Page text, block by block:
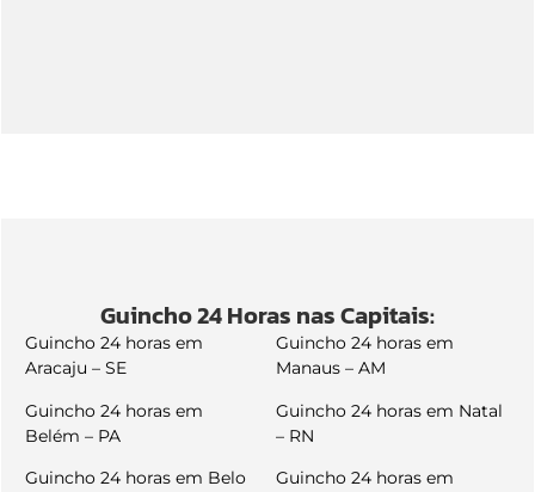
Guincho 24 Horas nas Capitais:
Guincho 24 horas em
Aracaju – SE
Guincho 24 horas em
Belém – PA
Guincho 24 horas em Belo
Guincho 24 horas em
Manaus – AM
Guincho 24 horas em Natal
– RN
Guincho 24 horas em